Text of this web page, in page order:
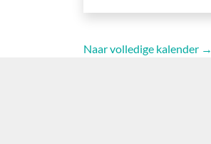
Naar volledige kalender →